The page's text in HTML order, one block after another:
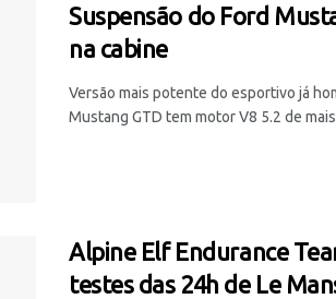
Suspensão do Ford
na cabine
Versão mais potente do esportivo já
Mustang GTD tem motor V8 5.2 de mais
Alpine Elf Endurance
testes das 24h de Le